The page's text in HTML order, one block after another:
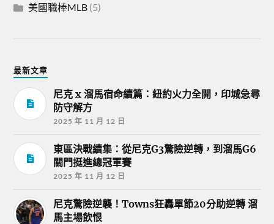
美國職棒MLB (5)
最新文章
尼克 x 溜馬宿命續篇：紐約火力全開，印城急尋
防守解方
2025 年 11 月 12 日
東區決戰續集：從尼克G3驚險逆轉，到溜馬G6
關門挺進總冠軍賽
2025 年 11 月 12 日
尼克驚險逆襲！Towns狂轟單節20分助逆轉 溜
馬主場飲恨